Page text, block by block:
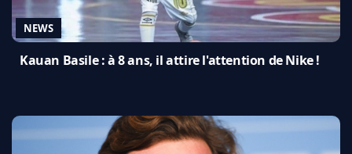
NEWS
Kauan Basile : à 8 ans, il attire l'attention de Nike !